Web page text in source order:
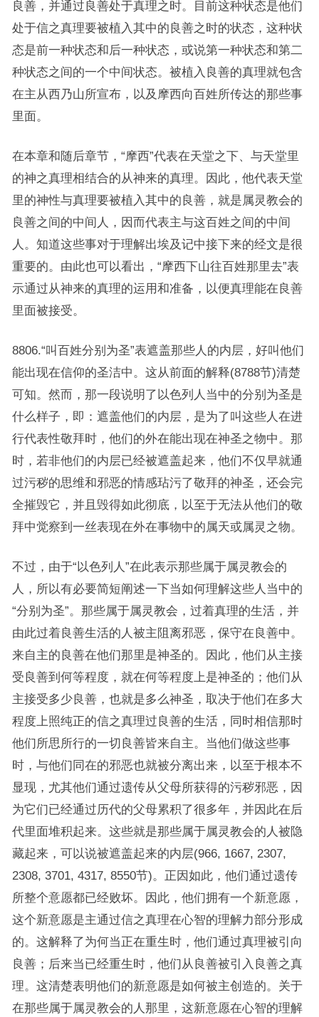
良善，并通过良善处于真理之时。目前这种状态是他们
处于信之真理要被植入其中的良善之时的状态，这种状
态是前一种状态和后一种状态，或说第一种状态和第二
种状态之间的一个中间状态。被植入良善的真理就包含
在主从西乃山所宣布，以及摩西向百姓所传达的那些事
里面。
在本章和随后章节，“摩西”代表在天堂之下、与天堂里
的神之真理相结合的从神来的真理。因此，他代表天堂
里的神性与真理要被植入其中的良善，就是属灵教会的
良善之间的中间人，因而代表主与这百姓之间的中间
人。知道这些事对于理解出埃及记中接下来的经文是很
重要的。由此也可以看出，“摩西下山往百姓那里去”表
示通过从神来的真理的运用和准备，以便真理能在良善
里面被接受。
8806.“叫百姓分别为圣”表遮盖那些人的内层，好叫他们
能出现在信仰的圣洁中。这从前面的解释(8788节)清楚
可知。然而，那一段说明了以色列人当中的分别为圣是
什么样子，即：遮盖他们的内层，是为了叫这些人在进
行代表性敬拜时，他们的外在能出现在神圣之物中。那
时，若非他们的内层已经被遮盖起来，他们不仅早就通
过污秽的思维和邪恶的情感玷污了敬拜的神圣，还会完
全摧毁它，并且毁得如此彻底，以至于无法从他们的敬
拜中觉察到一丝表现在外在事物中的属天或属灵之物。
不过，由于“以色列人”在此表示那些属于属灵教会的
人，所以有必要简短阐述一下当如何理解这些人当中的
“分别为圣”。那些属于属灵教会，过着真理的生活，并
由此过着良善生活的人被主阻离邪恶，保守在良善中。
来自主的良善在他们那里是神圣的。因此，他们从主接
受良善到何等程度，就在何等程度上是神圣的；他们从
主接受多少良善，也就是多么神圣，取决于他们在多大
程度上照纯正的信之真理过良善的生活，同时相信那时
他们所思所行的一切良善皆来自主。当他们做这些事
时，与他们同在的邪恶也就被分离出来，以至于根本不
显现，尤其他们通过遗传从父母所获得的污秽邪恶，因
为它们已经通过历代的父母累积了很多年，并因此在后
代里面堆积起来。这些就是那些属于属灵教会的人被隐
藏起来，可以说被遮盖起来的内层(966, 1667, 2307,
2308, 3701, 4317, 8550节)。正因如此，他们通过遗传
所整个意愿都已经败坏。因此，他们拥有一个新意愿，
这个新意愿是主通过信之真理在心智的理解力部分形成
的。这解释了为何当正在重生时，他们通过真理被引向
良善；后来当已经重生时，他们从良善被引入良善之真
理。这清楚表明他们的新意愿是如何被主创造的。关于
在那些属于属灵教会的人那里，这新意愿在心智的理解